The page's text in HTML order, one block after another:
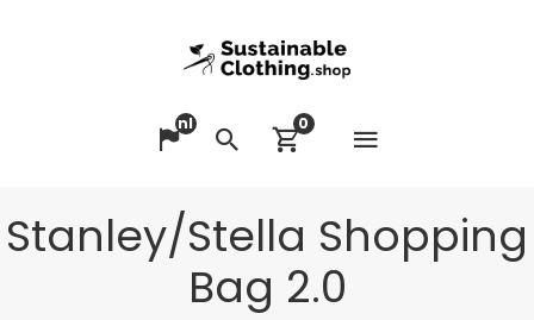
Taal veranderen
nl
ZoekenWinkelwagen
0
Stanley/Stella Shopping
Bag 2.0